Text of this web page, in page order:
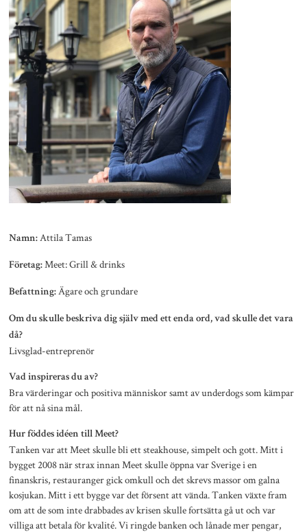
Namn: Attila Tamas
Företag: Meet: Grill & drinks
Befattning:Ägare och grundare
Om du skulle beskriva dig själv med ett enda ord, vad skulle det vara
då?
Livsglad-entreprenör
Vad inspireras du av?
Bra värderingar och positiva människor samt av underdogs som kämpar
för att nå sina mål.
Hur föddes idéen till Meet?
Tanken var att Meet skulle bli ett steakhouse, simpelt och gott. Mitt i
bygget 2008 när strax innan Meet skulle öppna var Sverige i en
finanskris, restauranger gick omkull och det skrevs massor om galna
kosjukan. Mitt i ett bygge var det försent att vända. Tanken växte fram
om att de som inte drabbades av krisen skulle fortsätta gå ut och var
villiga att betala för kvalité. Vi ringde banken och lånade mer pengar,